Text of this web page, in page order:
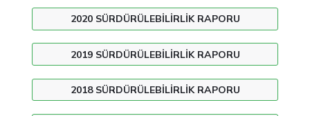
2020 SÜRDÜRÜLEBILIRLIK RAPORU
2019 SÜRDÜRÜLEBILIRLIK RAPORU
2018 SÜRDÜRÜLEBILIRLIK RAPORU